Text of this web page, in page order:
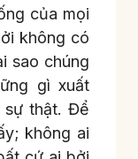
của mọi
không có
sao chúng
gì xuất
sự thật. Để
không ai